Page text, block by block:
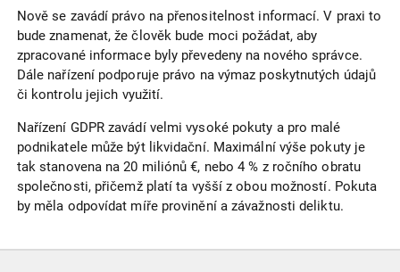
Nově se zavádí právo na přenositelnost informací. V praxi to
bude znamenat, že člověk bude moci požádat, aby
zpracované informace byly převedeny na nového správce.
Dále nařízení podporuje právo na výmaz poskytnutých údajů
či kontrolu jejich využití.
Nařízení GDPR zavádí velmi vysoké pokuty a pro malé
podnikatele může být likvidační. Maximální výše pokuty je
tak stanovena na 20 miliónů €, nebo 4 % z ročního obratu
společnosti, přičemž platí ta vyšší z obou možností. Pokuta
by měla odpovídat míře provinění a závažnosti deliktu.